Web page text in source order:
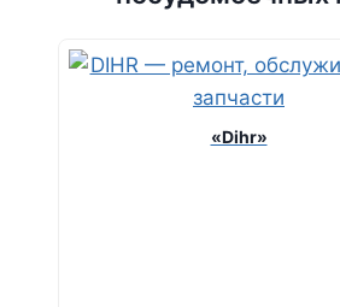
«Dihr»